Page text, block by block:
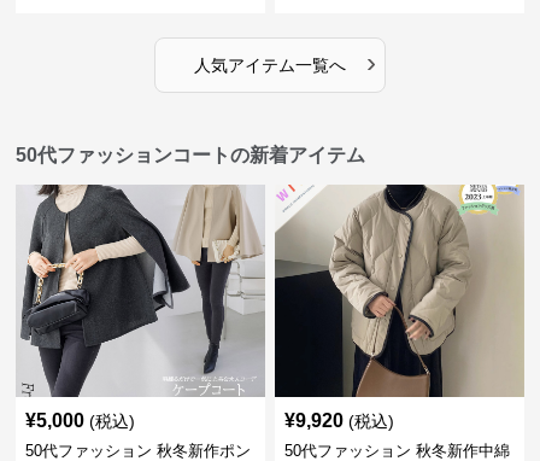
人気アイテム一覧へ ›
50代ファッションコートの新着アイテム
¥5,000 (税込)
50代ファッション 秋冬新作ポン
¥9,920 (税込)
50代ファッション 秋冬新作中綿